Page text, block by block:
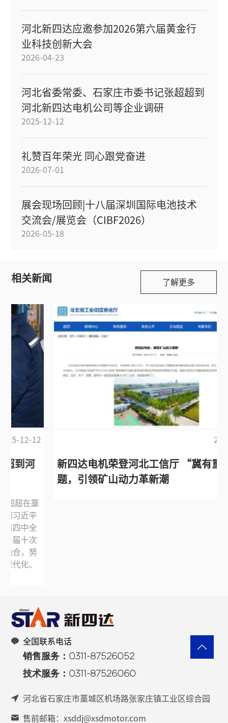
河北新四达应邀参加2026第六届黄金行
业科技创新大会
2026-04-23
河北省委常委、石家庄市委书记张超超到
河北新四达电机公司等企业调研
2025-12-12
礼赞百年荣光 同心跟党奋进
2026-07-01
展会现场回顾|十八届深圳国际电池技术
交流会/展览会（CIBF2026）
2026-05-18
相关新闻 了解更多
新四达电机荣登河北工信厅 “冀有重器” 专
题，引领矿山动力革新潮
全国联系电话
销售服务：0311-87526052
技术服务：0311-87526060
河北省石家庄市藁城区机场路张家庄镇工业区综合园
售前邮箱：xsddj@xsdmotor.com